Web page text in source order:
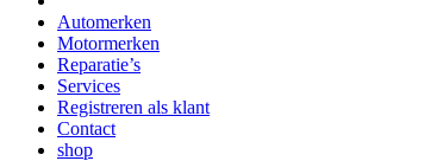
Automerken
Motormerken
Reparatie’s
Services
Registreren als klant
Contact
shop